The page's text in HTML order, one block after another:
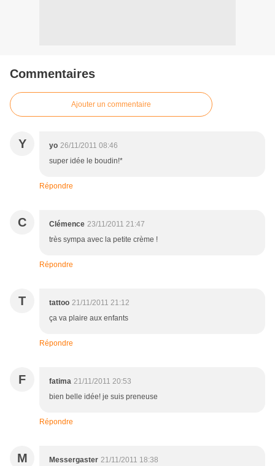
Commentaires
Ajouter un commentaire
Y yo 26/11/2011 08:46
super idée le boudin!*
Répondre
C Clémence 23/11/2011 21:47
très sympa avec la petite crème !
Répondre
T tattoo 21/11/2011 21:12
ça va plaire aux enfants
Répondre
F fatima 21/11/2011 20:53
bien belle idée! je suis preneuse
Répondre
M Messergaster 21/11/2011 18:38